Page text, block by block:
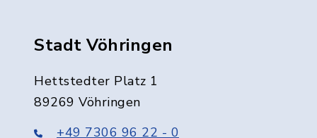
Stadt Vöhringen
Hettstedter Platz 1
89269 Vöhringen
+49 7306 96 22 - 0